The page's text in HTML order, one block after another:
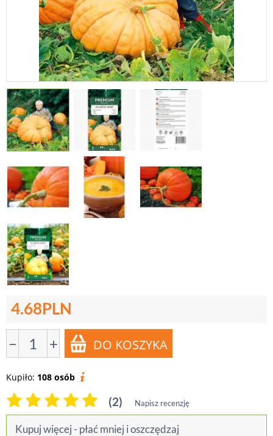
4.68PLN
− +
Kupiło: 108 osób
(2) Napisz recenzję
Kupuj więcej - płać mniej i oszczędzaj